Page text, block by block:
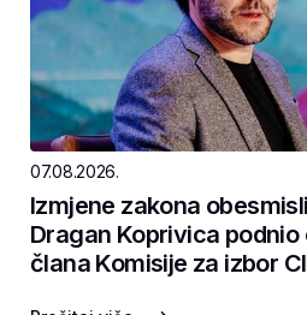
07.08.2026.
Izmjene zakona
Dragan Koprivica
člana Komisije za izbor